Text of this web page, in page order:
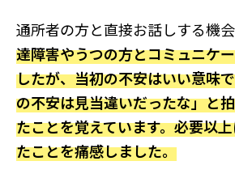
通所者の方と直接お話しする機会
達障害やうつの方とコミュニケ
したが、当初の不安はいい意味
の不安は見当違いだったな」と
たことを覚えています。必要以
たことを痛感しました。